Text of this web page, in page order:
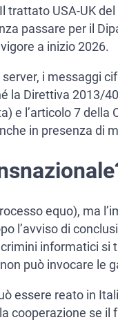
USA-UK del
passare per il
a inizio 2026.
i messaggi
la Direttiva 2013/
e l’articolo 7 della
in presenza di
equo), ma
l’avviso di
informatici si
può invocare le
essere reato in
cooperazione se